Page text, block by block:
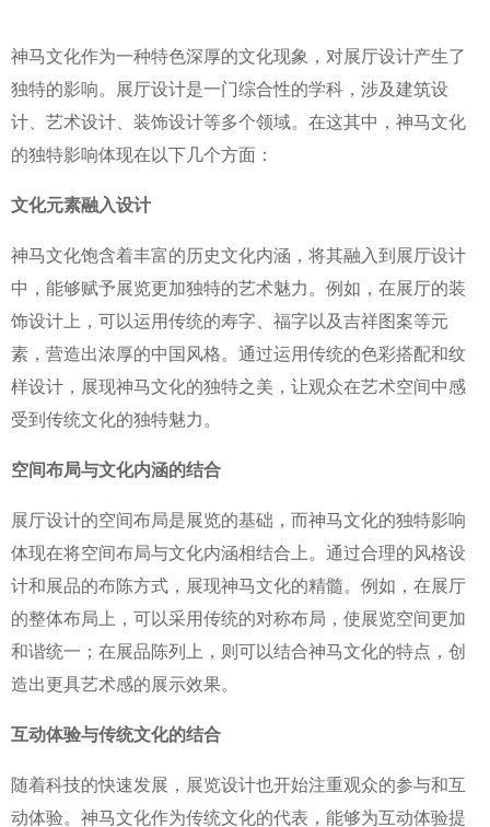
神马文化作为一种特色深厚的文化现象，对展厅设计产生了
独特的影响。展厅设计是一门综合性的学科，涉及建筑设
计、艺术设计、装饰设计等多个领域。在这其中，神马文化
的独特影响体现在以下几个方面：
文化元素融入设计
神马文化饱含着丰富的历史文化内涵，将其融入到展厅设计
中，能够赋予展览更加独特的艺术魅力。例如，在展厅的装
饰设计上，可以运用传统的寿字、福字以及吉祥图案等元
素，营造出浓厚的中国风格。通过运用传统的色彩搭配和纹
样设计，展现神马文化的独特之美，让观众在艺术空间中感
受到传统文化的独特魅力。
空间布局与文化内涵的结合
展厅设计的空间布局是展览的基础，而神马文化的独特影响
体现在将空间布局与文化内涵相结合上。通过合理的风格设
计和展品的布陈方式，展现神马文化的精髓。例如，在展厅
的整体布局上，可以采用传统的对称布局，使展览空间更加
和谐统一；在展品陈列上，则可以结合神马文化的特点，创
造出更具艺术感的展示效果。
互动体验与传统文化的结合
随着科技的快速发展，展览设计也开始注重观众的参与和互
动体验。神马文化作为传统文化的代表，能够为互动体验提